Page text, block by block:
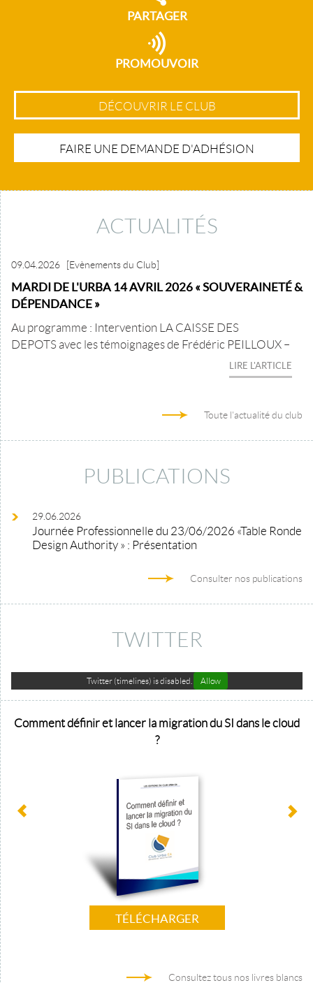
PARTAGER
PROMOUVOIR
DÉCOUVRIR LE CLUB
FAIRE UNE DEMANDE D'ADHÉSION
ACTUALITÉS
09.04.2026 [Evènements du Club]
MARDI DE L'URBA 14 AVRIL 2026 « SOUVERAINETÉ &
DÉPENDANCE »
Au programme : Intervention LA CAISSE DES
DEPOTS avec les témoignages de Frédéric PEILLOUX –
LIRE L'ARTICLE
Toute l'actualité du club
PUBLICATIONS
29.06.2026
Journée Professionnelle du 23/06/2026 «Table Ronde
Design Authority » : Présentation
Consulter nos publications
TWITTER
Twitter (timelines) is disabled. Allow
Comment définir et lancer la migration du SI dans le cloud
?
TÉLÉCHARGER
Consultez tous nos livres blancs